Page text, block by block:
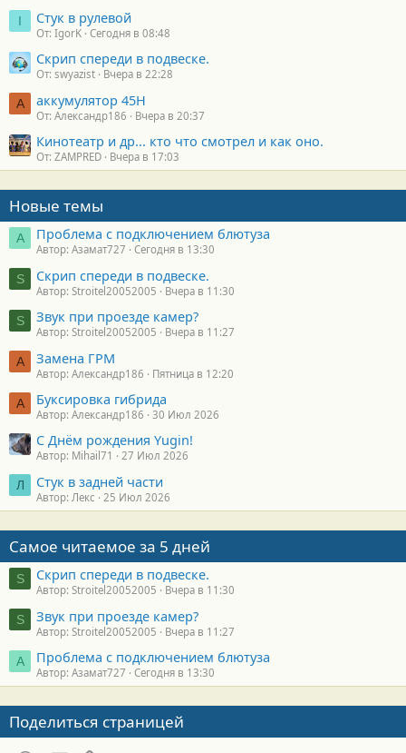
I Стук в рулевой
От: IgorK Сегодня в 08:48
Скрип спереди в подвеске.
От: swyazist Вчера в 22:28
А аккумулятор 45H
От: Александр186 Вчера в 20:37
Кинотеатр и др... кто что смотрел и как оно.
От: ZAMPRED Вчера в 17:03
Новые темы
А Проблема с подключением блютуза
Автор: Азамат727 Сегодня в 13:30
S Скрип спереди в подвеске.
Автор: Stroitel20052005 Вчера в 11:30
S Звук при проезде камер?
Автор: Stroitel20052005 Вчера в 11:27
А Замена ГРМ
Автор: Александр186 Пятница в 12:20
А Буксировка гибрида
Автор: Александр186 30 Июл 2026
С Днём рождения Yugin!
Автор: Mihail71 27 Июл 2026
Л Стук в задней части
Автор: Лекс 25 Июл 2026
Самое читаемое за 5 дней
S Скрип спереди в подвеске.
Автор: Stroitel20052005 Вчера в 11:30
S Звук при проезде камер?
Автор: Stroitel20052005 Вчера в 11:27
А Проблема с подключением блютуза
Автор: Азамат727 Сегодня в 13:30
Поделиться страницей